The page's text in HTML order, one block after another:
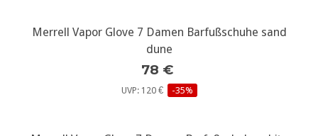
Merrell Vapor Glove 7 Damen Barfußschuhe sand
dune
78 €
UVP: 120 € -35%